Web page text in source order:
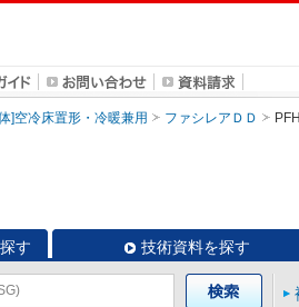
]空冷床置形・冷暖兼用 ファシレアＤＤ
す 技術資料を探す